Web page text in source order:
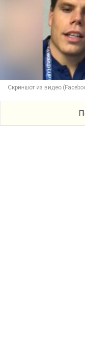
Скриншот из видео